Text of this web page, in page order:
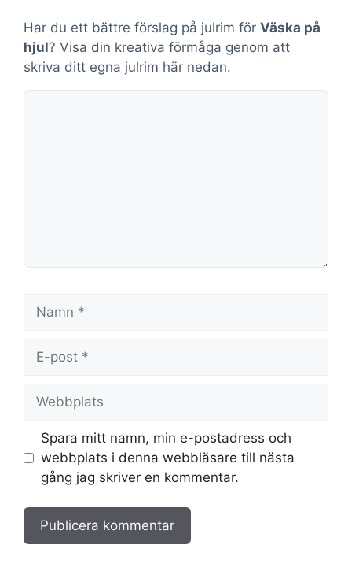
Har du ett bättre förslag på julrim för Väska på
hjul? Visa din kreativa förmåga genom att
skriva ditt egna julrim här nedan.
Kommentar
post
Spara mitt namn, min e-postadress och
webbplats i denna webbläsare till nästa
gång jag skriver en kommentar.